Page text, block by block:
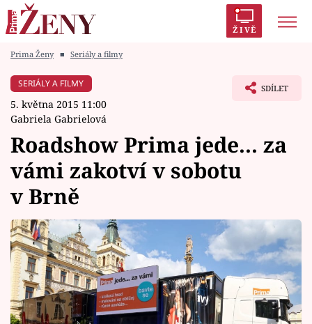
ŽIVĚ
Módní alarm
Témata
Celebrity
Vztahy
Seriály
Horoskopy
Prima Ženy ■ Seriály a filmy
SERIÁLY A FILMY
5. května 2015 11:00
Gabriela Gabrielová
SDÍLET
Roadshow Prima jede... za
vámi zakotví v sobotu
v Brně